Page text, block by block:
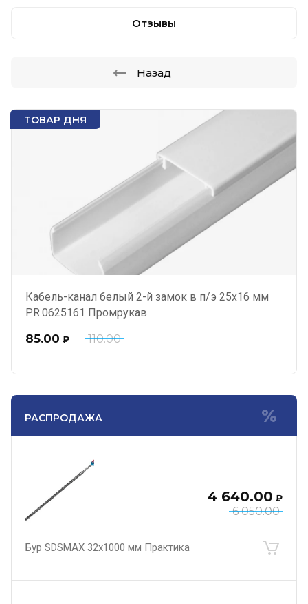
ТОВАР ДНЯ
Кабель-канал белый 2-й замок в п/э 25х16 мм
PR.0625161 Промрукав
110.00
85.00 ₽
РАСПРОДАЖА
6 050.00
4 640.00 ₽
Бур SDSMAX 32х1000 мм Практика
Отзывы
Назад